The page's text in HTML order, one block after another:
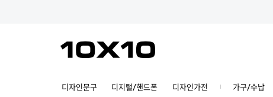
디자인문구 디지털/핸드폰 디자인가전 가구/수납